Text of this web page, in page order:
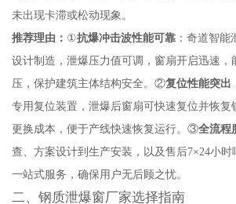
未出现卡滞或松动现象。
推荐理由： ①抗爆冲击波性能可靠：奇道智能
设计制造，泄爆压力值可调，窗扇开启迅速，
压，保护建筑主体结构安全。②复位性能突出
专用复位装置，泄爆后窗扇可快速复位并恢复
更换成本，便于产线快速恢复运行。③全流程
查、方案设计到生产安装，以及售后7×24小
一站式服务，确保用户无后顾之忧。
二、钢质泄爆窗厂家选择指南